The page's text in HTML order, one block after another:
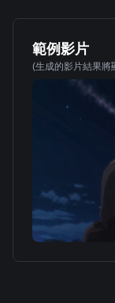
範例影片
(生成的影片結果將